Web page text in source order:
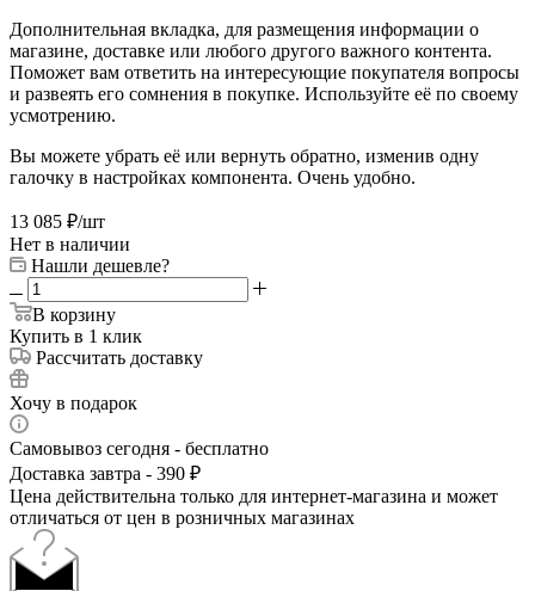
Дополнительная вкладка, для размещения информации о
магазине, доставке или любого другого важного контента.
Поможет вам ответить на интересующие покупателя вопросы
и развеять его сомнения в покупке. Используйте её по своему
усмотрению.
Вы можете убрать её или вернуть обратно, изменив одну
галочку в настройках компонента. Очень удобно.
13 085 ₽/шт
Нет в наличии
Нашли дешевле?
В корзину
Купить в 1 клик
Рассчитать доставку
Хочу в подарок
Самовывоз сегодня - бесплатно
Доставка завтра - 390 ₽
Цена действительна только для интернет-магазина и может
отличаться от цен в розничных магазинах